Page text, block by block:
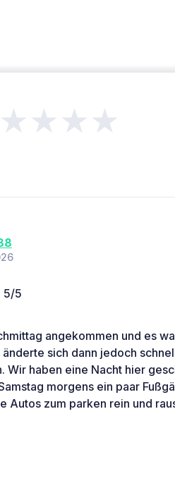
5/5
angekommen und es
sich dann jedoch
Wir haben eine Nacht hier
morgens ein paar
Autos zum parken rein und